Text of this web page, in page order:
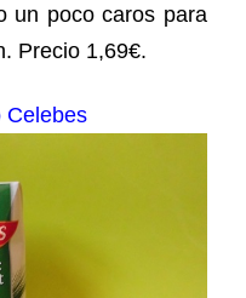
un poco caros para
Precio 1,69€.
Celebes